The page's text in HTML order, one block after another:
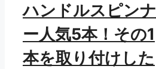
ハンドルスピンナ
ー人気5本！その1
本を取り付けした